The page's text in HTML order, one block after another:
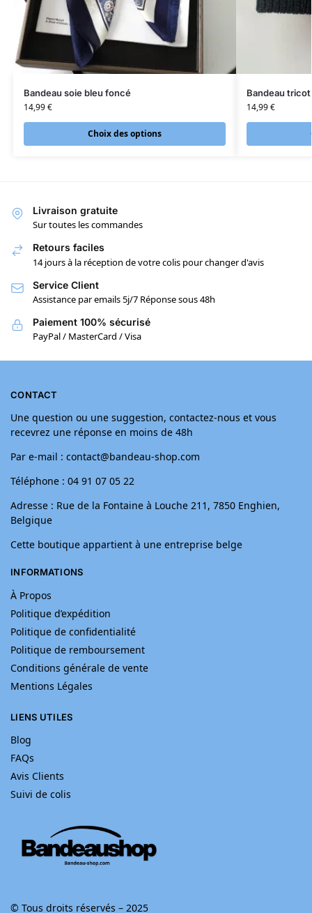
Bandeau soie bleu foncé
14,99€
Choix des options
Bandeau
14,99€
Livraison gratuite
Sur toutes les commandes
Retours faciles
14 jours à la réception de votre colis pour changer d'avis
Service Client
Assistance par emails 5j/7 Réponse sous 48h
Paiement 100% sécurisé
PayPal / MasterCard / Visa
CONTACT
Une question ou une suggestion, contactez-nous et vous
recevrez une réponse en moins de 48h
Par e-mail : contact@bandeau-shop.com
Téléphone : 04 91 07 05 22
Adresse : Rue de la Fontaine à Louche 211, 7850 Enghien,
Belgique
Cette boutique appartient à une entreprise belge
INFORMATIONS
À Propos
Politique d’expédition
Politique de confidentialité
Politique de remboursement
Conditions générale de vente
Mentions Légales
LIENS UTILES
Blog
FAQs
Avis Clients
Suivi de colis
© Tous droits réservés – 2025